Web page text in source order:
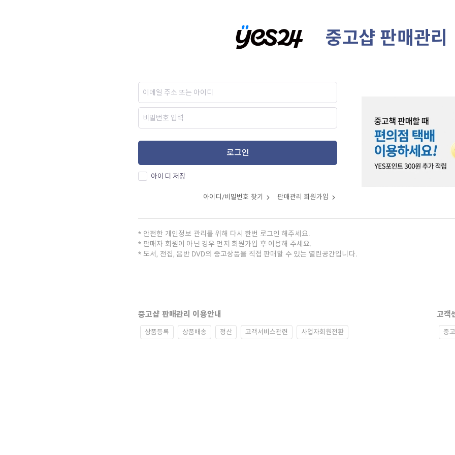
중고샵 판매관리
로그인
아이디 저장
아이디/비밀번호 찾기 판매관리 회원가입
안전한 개인정보 관리를 위해 다시 한번 로그인 해주세요.
판매자 회원이 아닌 경우 먼저 회원가입 후 이용해 주세요.
도서, 전집, 음반 DVD의 중고상품을 직접 판매할 수 있는 열린공간입니다.
중고샵 판매관리 이용안내
상품등록 상품배송 정산 고객서비스관련 사업자회원전환
고객
중